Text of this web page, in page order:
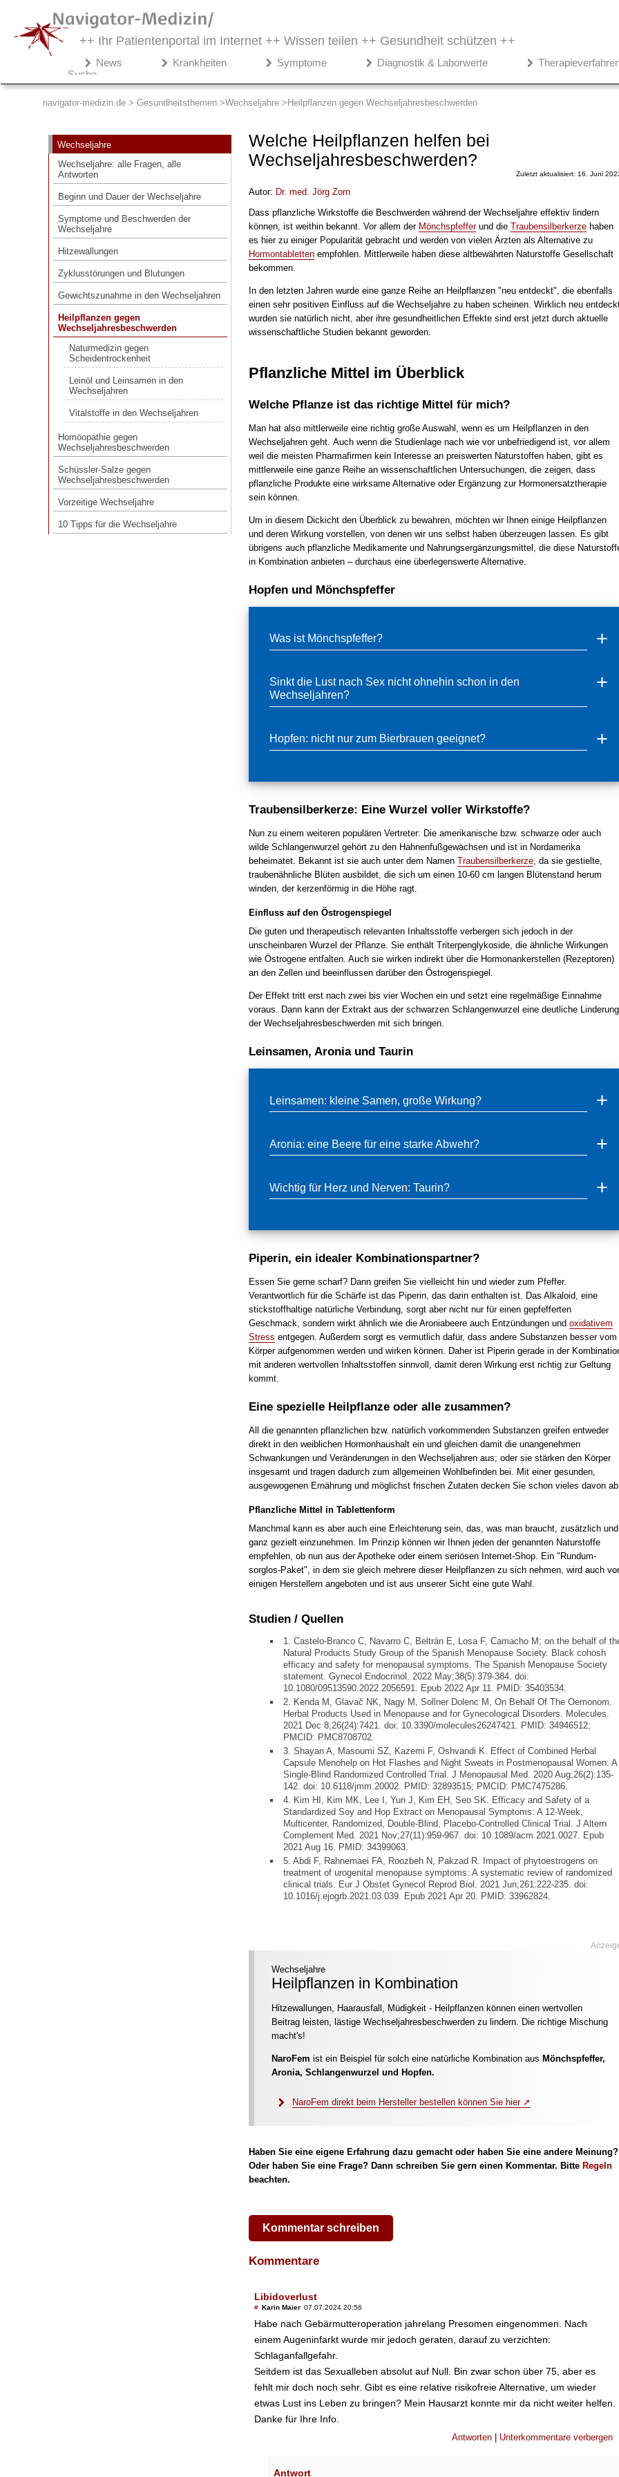
++ Ihr Patientenportal im Internet ++ Wissen teilen ++ Gesundheit schützen ++
News Krankheiten Symptome Diagnostik & Laborwerte
Suche
navigator-medizin.de > Gesundheitsthemen Wechseljahre Heilpflanzen gegen Wechseljahresbeschwerden
Wechseljahre
Wechseljahre: alle Fragen, alle
Antworten
Beginn und Dauer der Wechseljahre
Symptome und Beschwerden der
Wechseljahre
Hitzewallungen
Zyklusstörungen und Blutungen
Gewichtszunahme in den Wechseljahren
Heilpflanzen gegen
Wechseljahresbeschwerden
Naturmedizin gegen
Scheidentrockenheit
Leinöl und Leinsamen in den
Wechseljahren
Vitalstoffe in den Wechseljahren
Homöopathie gegen
Wechseljahresbeschwerden
Schüssler-Salze gegen
Wechseljahresbeschwerden
Vorzeitige Wechseljahre
10 Tipps für die Wechseljahre
Welche Heilpflanzen helfen bei
Wechseljahresbeschwerden?
Zuletzt aktualisiert: 16. Juni
Autor: Dr. med. Jörg Zorn
Dass pflanzliche Wirkstoffe die Beschwerden während der Wechseljahre effektiv lindern
können, ist weithin bekannt. Vor allem der Mönchspfefferund die Traubensilberkerzehaben
es hier zu einiger Popularität gebracht und werden von vielen Ärzten als Alternative zu
Hormontablettenempfohlen. Mittlerweile haben diese altbewährten Naturstoffe Gesellschaft
bekommen.
In den letzten Jahren wurde eine ganze Reihe an Heilpflanzen "neu entdeckt", die ebenfalls
einen sehr positiven Einfluss auf die Wechseljahre zu haben scheinen. Wirklich neu
wurden sie natürlich nicht, aber ihre gesundheitlichen Effekte sind erst jetzt durch aktuelle
wissenschaftliche Studien bekannt geworden.
Pflanzliche Mittel im Überblick
Welche Pflanze ist das richtige Mittel für mich?
Man hat also mittlerweile eine richtig große Auswahl, wenn es um Heilpflanzen in den
Wechseljahren geht. Auch wenn die Studienlage nach wie vor unbefriedigend ist, vor allem
weil die meisten Pharmafirmen kein Interesse an preiswerten Naturstoffen haben, gibt es
mittlerweile eine ganze Reihe an wissenschaftlichen Untersuchungen, die zeigen, dass
pflanzliche Produkte eine wirksame Alternative oder Ergänzung zur Hormonersatztherapie
sein können.
Um in diesem Dickicht den Überblick zu bewahren, möchten wir Ihnen einige Heilpflanzen
und deren Wirkung vorstellen, von denen wir uns selbst haben überzeugen lassen. Es gibt
übrigens auch pflanzliche Medikamente und Nahrungsergänzungsmittel, die diese
in Kombination anbieten – durchaus eine überlegenswerte Alternative.
Hopfen und Mönchspfeffer
Was ist Mönchspfeffer?
Sinkt die Lust nach Sex nicht ohnehin schon in den
Wechseljahren?
Hopfen: nicht nur zum Bierbrauen geeignet?
Traubensilberkerze: Eine Wurzel voller Wirkstoffe?
Nun zu einem weiteren populären Vertreter: Die amerikanische bzw. schwarze oder auch
wilde Schlangenwurzel gehört zu den Hahnenfußgewächsen und ist in Nordamerika
beheimatet. Bekannt ist sie auch unter dem Namen Traubensilberkerze, da sie gestielte,
traubenähnliche Blüten ausbildet, die sich um einen 10-60 cm langen Blütenstand herum
winden, der kerzenförmig in die Höhe ragt.
Einfluss auf den Östrogenspiegel
Die guten und therapeutisch relevanten Inhaltsstoffe verbergen sich jedoch in der
unscheinbaren Wurzel der Pflanze. Sie enthält Triterpenglykoside, die ähnliche Wirkungen
wie Östrogene entfalten. Auch sie wirken indirekt über die Hormonankerstellen (Rezeptoren)
an den Zellen und beeinflussen darüber den Östrogenspiegel.
Der Effekt tritt erst nach zwei bis vier Wochen ein und setzt eine regelmäßige Einnahme
voraus. Dann kann der Extrakt aus der schwarzen Schlangenwurzel eine deutliche Linderung
der Wechseljahresbeschwerden mit sich bringen.
Leinsamen, Aronia und Taurin
Leinsamen: kleine Samen, große Wirkung?
Aronia: eine Beere für eine starke Abwehr?
Wichtig für Herz und Nerven: Taurin?
Piperin, ein idealer Kombinationspartner?
Essen Sie gerne scharf? Dann greifen Sie vielleicht hin und wieder zum Pfeffer.
Verantwortlich für die Schärfe ist das Piperin, das darin enthalten ist. Das Alkaloid, eine
stickstoffhaltige natürliche Verbindung, sorgt aber nicht nur für einen gepfefferten
Geschmack, sondern wirkt ähnlich wie die Aroniabeere auch Entzündungen und oxidativem
Stress entgegen. Außerdem sorgt es vermutlich dafür, dass andere Substanzen besser vom
Körper aufgenommen werden und wirken können. Daher ist Piperin gerade in der
mit anderen wertvollen Inhaltsstoffen sinnvoll, damit deren Wirkung erst richtig zur Geltung
kommt.
Eine spezielle Heilpflanze oder alle zusammen?
All die genannten pflanzlichen bzw. natürlich vorkommenden Substanzen greifen entweder
direkt in den weiblichen Hormonhaushalt ein und gleichen damit die unangenehmen
Schwankungen und Veränderungen in den Wechseljahren aus; oder sie stärken den Körper
insgesamt und tragen dadurch zum allgemeinen Wohlbefinden bei. Mit einer gesunden,
ausgewogenen Ernährung und möglichst frischen Zutaten decken Sie schon vieles davon
Pflanzliche Mittel in Tablettenform
Manchmal kann es aber auch eine Erleichterung sein, das, was man braucht, zusätzlich und
ganz gezielt einzunehmen. Im Prinzip können wir Ihnen jeden der genannten Naturstoffe
empfehlen, ob nun aus der Apotheke oder einem seriösen Internet-Shop. Ein "Rundum-
sorglos-Paket", in dem sie gleich mehrere dieser Heilpflanzen zu sich nehmen, wird auch
einigen Herstellern angeboten und ist aus unserer Sicht eine gute Wahl.
Studien / Quellen
1. Castelo-Branco C, Navarro C, Beltrán E, Losa F, Camacho M; on the behalf of
Natural Products Study Group of the Spanish Menopause Society. Black cohosh
efficacy and safety for menopausal symptoms. The Spanish Menopause Society
statement. Gynecol Endocrinol. 2022 May;38(5):379-384. doi:
10.1080/09513590.2022.2056591. Epub 2022 Apr 11. PMID: 35403534.
2. Kenda M, Glavač NK, Nagy M, Sollner Dolenc M, On Behalf Of The Oemonom.
Herbal Products Used in Menopause and for Gynecological Disorders. Molecules.
2021 Dec 8;26(24):7421. doi: 10.3390/molecules26247421. PMID: 34946512;
PMCID: PMC8708702.
3. Shayan A, Masoumi SZ, Kazemi F, Oshvandi K. Effect of Combined Herbal
Capsule Menohelp on Hot Flashes and Night Sweats in Postmenopausal Women: A
Single-Blind Randomized Controlled Trial. J Menopausal Med. 2020 Aug;26(2):135-
142. doi: 10.6118/jmm.20002. PMID: 32893515; PMCID: PMC7475286.
4. Kim HI, Kim MK, Lee I, Yun J, Kim EH, Seo SK. Efficacy and Safety of a
Standardized Soy and Hop Extract on Menopausal Symptoms: A 12-Week,
Multicenter, Randomized, Double-Blind, Placebo-Controlled Clinical Trial. J Altern
Complement Med. 2021 Nov;27(11):959-967. doi: 10.1089/acm.2021.0027. Epub
2021 Aug 16. PMID: 34399063.
5. Abdi F, Rahnemaei FA, Roozbeh N, Pakzad R. Impact of phytoestrogens on
treatment of urogenital menopause symptoms: A systematic review of randomized
clinical trials. Eur J Obstet Gynecol Reprod Biol. 2021 Jun;261:222-235. doi:
10.1016/j.ejogrb.2021.03.039. Epub 2021 Apr 20. PMID: 33962824.
Wechseljahre
Heilpflanzen in Kombination
Hitzewallungen, Haarausfall, Müdigkeit - Heilpflanzen können einen wertvollen
Beitrag leisten, lästige Wechseljahresbeschwerden zu lindern. Die richtige Mischung
macht's!
NaroFem ist ein Beispiel für solch eine natürliche Kombination aus Mönchspfeffer,
Aronia, Schlangenwurzel und Hopfen.
NaroFem direkt beim Hersteller bestellen können Sie hier ➚
Haben Sie eine eigene Erfahrung dazu gemacht oder haben Sie eine andere Meinung?
Oder haben Sie eine Frage? Dann schreiben Sie gern einen Kommentar. Bitte Regeln
beachten.
Kommentar schreiben
Kommentare
Libidoverlust
# Karin Maier 07.07.2024 20:56
Habe nach Gebärmutteroperation jahrelang Presomen eingenommen. Nach
einem Augeninfarkt wurde mir jedoch geraten, darauf zu verzichten:
Schlaganfallgefahr.
Seitdem ist das Sexualleben absolut auf Null. Bin zwar schon über 75, aber es
fehlt mir doch noch sehr. Gibt es eine relative risikofreie Alternative, um wieder
etwas Lust ins Leben zu bringen? Mein Hausarzt konnte mir da nicht weiter helfen.
Danke für Ihre Info.
Antworten Unterkommentare verbergen
Antwort
Navigator-
▾
Gesundheitsthemen
Wechseljahre
Wechseljahre: alle Fragen, alle
Beginn und Dauer der Wechseljahre
Symptome und Beschwerden der
Wechseljahre
Hitzewallungen
Zyklusstörungen und Blutungen
Gewichtszunahme in den Wechseljahren
Heilpflanzen gegen
Wechseljahresbeschwerden
Naturmedizin gegen
Scheidentrockenheit
Leinöl und Leinsamen in den
Wechseljahren
Vitalstoffe in den Wechseljahren
Wechseljahresbeschwerden
Schüssler-Salze gegen
Wechseljahresbeschwerden
Vorzeitige Wechseljahre
10 Tipps für die Wechseljahre